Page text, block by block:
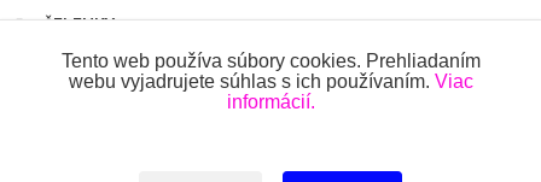
ČELENKY
Tento web používa súbory cookies. Prehliadaním
webu vyjadrujete súhlas s ich používaním. Viac
informácií.